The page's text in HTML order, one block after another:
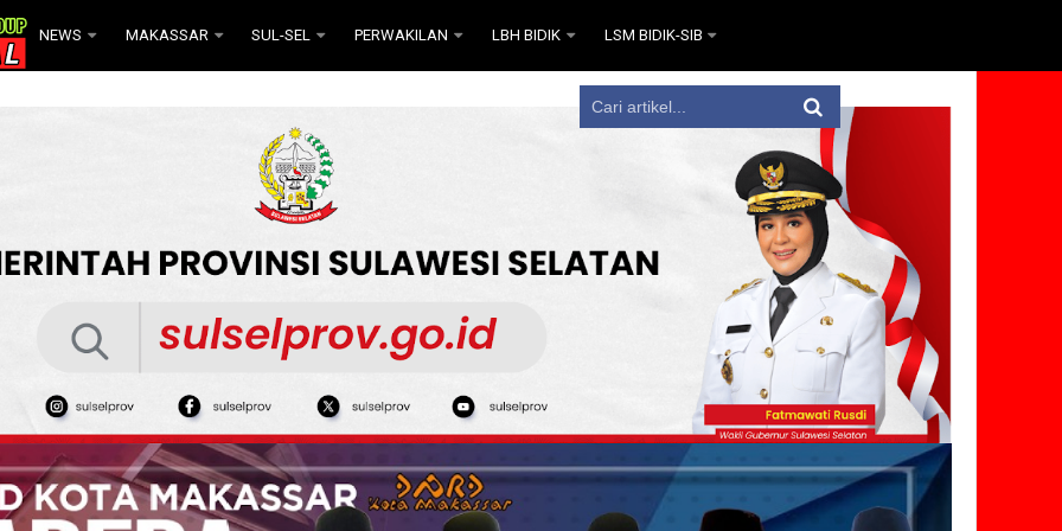
NEWS MAKASSAR SUL-SEL PERWAKILAN LBH BIDIK LSM BIDIK-SIB